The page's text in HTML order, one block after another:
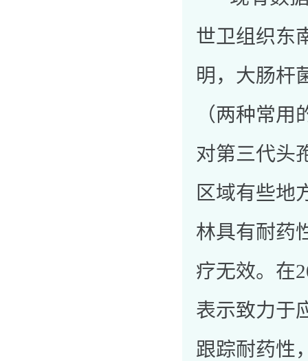
世卫组织东
明，大肠杆
（两种常
对第三代头
区域有些地
林具有耐药
疗无效。 在
表示致力于
跟踪耐药性